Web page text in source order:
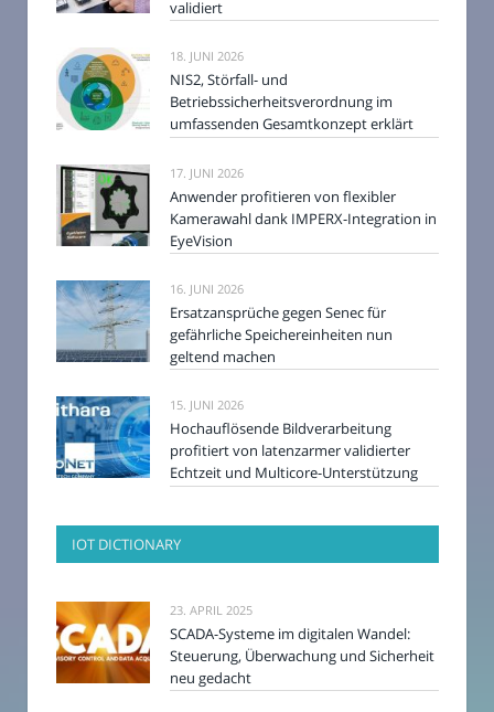
validiert
18. JUNI 2026
NIS2, Störfall- und
Betriebssicherheitsverordnung im
umfassenden Gesamtkonzept erklärt
17. JUNI 2026
Anwender profitieren von flexibler
Kamerawahl dank IMPERX-Integration in
EyeVision
16. JUNI 2026
Ersatzansprüche gegen Senec für
gefährliche Speichereinheiten nun
geltend machen
15. JUNI 2026
Hochauflösende Bildverarbeitung
profitiert von latenzarmer validierter
Echtzeit und Multicore-Unterstützung
IOT DICTIONARY
23. APRIL 2025
SCADA-Systeme im digitalen Wandel:
Steuerung, Überwachung und Sicherheit
neu gedacht